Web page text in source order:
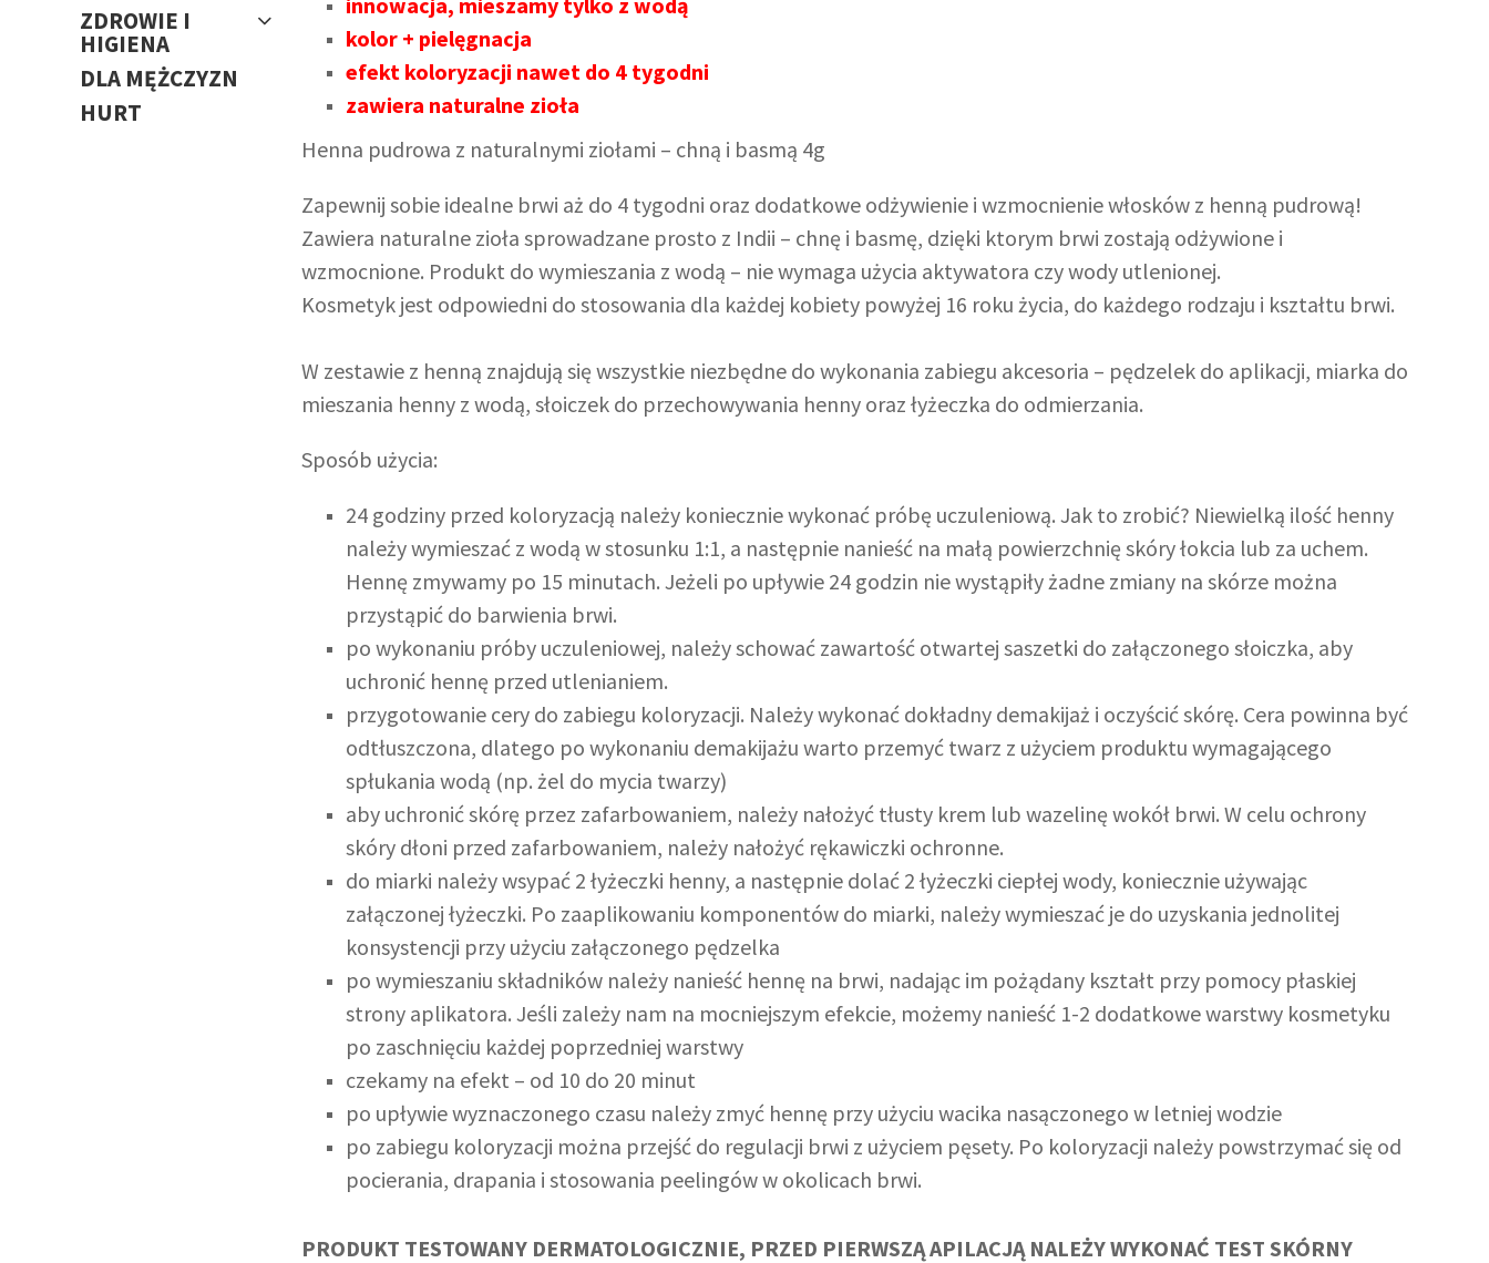
ZDROWIE I
HIGIENA
DLA MĘŻCZYZN
HURT
kolor + pielęgnacja
efekt koloryzacji nawet do 4 tygodni
zawiera naturalne zioła
Henna pudrowa z naturalnymi ziołami – chną i basmą 4g
Zapewnij sobie idealne brwi aż do 4 tygodni oraz dodatkowe odżywienie i wzmocnienie włosków z henną pudrową!
Zawiera naturalne zioła sprowadzane prosto z Indii – chnę i basmę, dzięki ktorym brwi zostają odżywione i
wzmocnione. Produkt do wymieszania z wodą – nie wymaga użycia aktywatora czy wody utlenionej.
Kosmetyk jest odpowiedni do stosowania dla każdej kobiety powyżej 16 roku życia, do każdego rodzaju i kształtu brwi.
W zestawie z henną znajdują się wszystkie niezbędne do wykonania zabiegu akcesoria – pędzelek do aplikacji, miarka do
mieszania henny z wodą, słoiczek do przechowywania henny oraz łyżeczka do odmierzania.
Sposób użycia:
24 godziny przed koloryzacją należy koniecznie wykonać próbę uczuleniową. Jak to zrobić? Niewielką ilość henny
należy wymieszać z wodą w stosunku 1:1, a następnie nanieść na małą powierzchnię skóry łokcia lub za uchem.
Hennę zmywamy po 15 minutach. Jeżeli po upływie 24 godzin nie wystąpiły żadne zmiany na skórze można
przystąpić do barwienia brwi.
po wykonaniu próby uczuleniowej, należy schować zawartość otwartej saszetki do załączonego słoiczka, aby
uchronić hennę przed utlenianiem.
przygotowanie cery do zabiegu koloryzacji. Należy wykonać dokładny demakijaż i oczyścić skórę. Cera powinna być
odtłuszczona, dlatego po wykonaniu demakijażu warto przemyć twarz z użyciem produktu wymagającego
spłukania wodą (np. żel do mycia twarzy)
aby uchronić skórę przez zafarbowaniem, należy nałożyć tłusty krem lub wazelinę wokół brwi. W celu ochrony
skóry dłoni przed zafarbowaniem, należy nałożyć rękawiczki ochronne.
do miarki należy wsypać 2 łyżeczki henny, a następnie dolać 2 łyżeczki ciepłej wody, koniecznie używając
załączonej łyżeczki. Po zaaplikowaniu komponentów do miarki, należy wymieszać je do uzyskania jednolitej
konsystencji przy użyciu załączonego pędzelka
po wymieszaniu składników należy nanieść hennę na brwi, nadając im pożądany kształt przy pomocy płaskiej
strony aplikatora. Jeśli zależy nam na mocniejszym efekcie, możemy nanieść 1-2 dodatkowe warstwy kosmetyku
po zaschnięciu każdej poprzedniej warstwy
czekamy na efekt – od 10 do 20 minut
po upływie wyznaczonego czasu należy zmyć hennę przy użyciu wacika nasączonego w letniej wodzie
po zabiegu koloryzacji można przejść do regulacji brwi z użyciem pęsety. Po koloryzacji należy powstrzymać się od
pocierania, drapania i stosowania peelingów w okolicach brwi.
PRODUKT TESTOWANY DERMATOLOGICZNIE, PRZED PIERWSZĄ APILACJĄ NALEŻY WYKONAĆ TEST SKÓRNY